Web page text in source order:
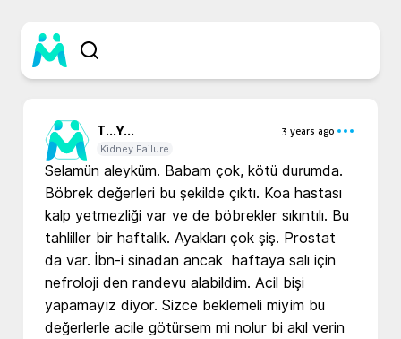
T...Y...
3 years ago
Kidney Failure
Selamün aleyküm. Babam çok, kötü durumda.
Böbrek değerleri bu şekilde çıktı. Koa hastası
kalp yetmezliği var ve de böbrekler sıkıntılı. Bu
tahliller bir haftalık. Ayakları çok şiş. Prostat
da var. İbn-i sinadan ancak  haftaya salı için
nefroloji den randevu alabildim. Acil bişi
yapamayız diyor. Sizce beklemeli miyim bu
değerlerle acile götürsem mi nolur bi akıl verin